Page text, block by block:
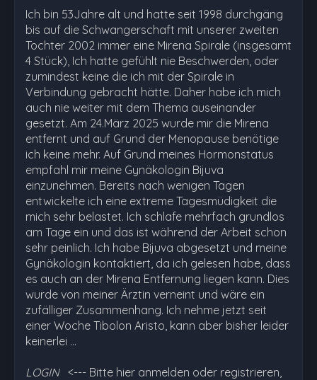
Ich bin 53Jahre alt und hatte seit 1998 durchgäng
bis auf die Schwangerschaft mit unserer zweiten
Tochter 2002 immer eine Mirena Spirale (insgesamt
4 Stück), Ich hatte gefühlt nie Beschwerden, oder
zumindest keine die ich mit der Spirale in
Verbindung gebracht hätte. Daher habe ich mich
auch nie weiter mit dem Thema auseinander
gesetzt. Am 24.März 2025 wurde mir die Mirena
entfernt und auf Grund der Menopause benötige
ich keine mehr. Auf Grund meines Hormonstatus
empfahl mir meine Gynäkologin Bijuva
einzunehmen. Bereits nach wenigen Tagen
entwickelte ich eine extreme Tagesmüdigkeit die
mich sehr belastet. Ich schlafe mehrfach grundlos
am Tage ein und das ist während der Arbeit schon
sehr peinlich. Ich habe Bijuva abgesetzt und meine
Gynäkologin kontaktiert, da ich gelesen habe, dass
es auch an der Mirena Entfernung liegen kann. Dies
wurde von meiner Ärztin verneint und wäre ein
zufälliger Zusammenhang. Ich nehme jetzt seit
einer Woche Tibolon Aristo, kann aber bisher leider
keinerlei …
LOGIN <--- Bitte hier anmelden oder registrieren,